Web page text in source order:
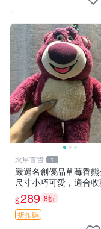
水星百貨 1
嚴選名創優品草莓香熊
尺寸小巧可愛，適合
30cm 玩具 公仔 草莓熊
$289 8折
折扣碼